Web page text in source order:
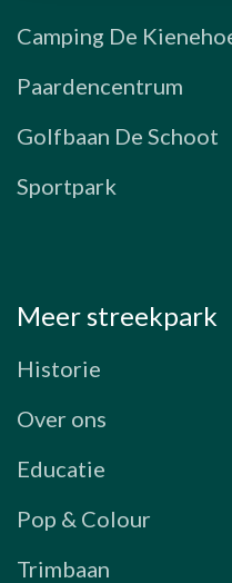
Camping De
Paardencentrum
Golfbaan De Schoot
Sportpark
Meer streekpark
Historie
Over ons
Educatie
Pop & Colour
Trimbaan